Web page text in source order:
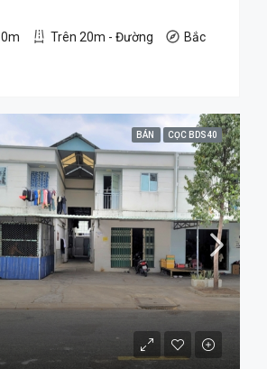
m Trên 20m - Đường Bắc
BÁN CỌC BDS40